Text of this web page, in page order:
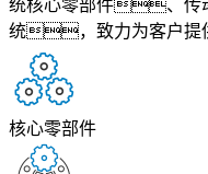
统核心零部件、
统，致力为客户提
核心零部件